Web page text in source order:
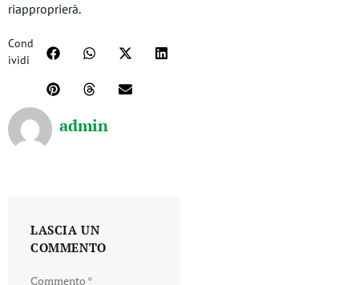
riapproprierà.
Cond
ividi
admin
LASCIA UN
COMMENTO
Commento *